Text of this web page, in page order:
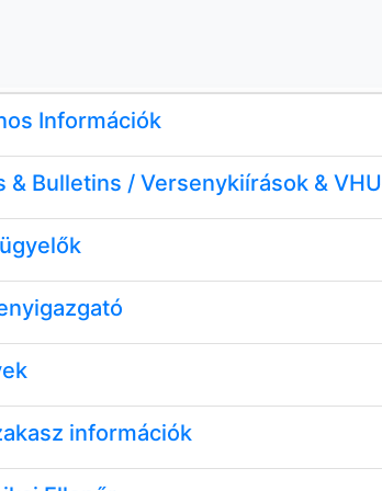
Információk
Bulletins / Versenykiírások & VHU
információk